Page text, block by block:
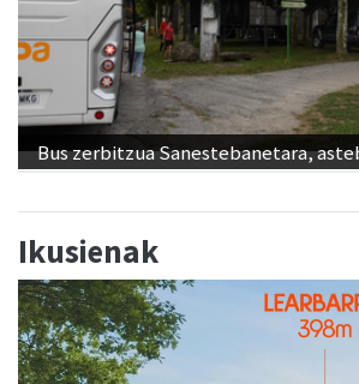
Bus zerbitzua Sanestebanetara,
Ikusienak